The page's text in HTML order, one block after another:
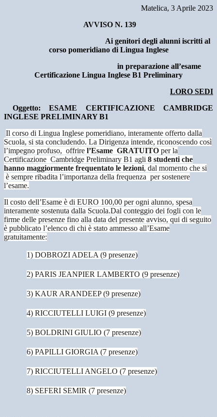
Matelica, 3 Aprile 2023
AVVISO N. 139
Ai genitori degli alunni iscritti al
corso pomeridiano di Lingua Inglese
in preparazione all’esame
Certificazione Lingua Inglese B1 Preliminary
LORO SEDI
Oggetto: ESAME CERTIFICAZIONE CAMBRIDGE
INGLESE PRELIMINARY B1
Il corso di Lingua Inglese pomeridiano, interamente offerto dalla
Scuola, si sta concludendo. La Dirigenza intende, riconoscendo così
l’impegno profuso, offrire l’Esame GRATUITO per la
Certificazione Cambridge Preliminary B1 agli 8 studenti che
hanno maggiormente frequentato le lezioni, dal momento che si
è sempre ribadita l’importanza della frequenza per sostenere
l’esame.
Il costo dell’Esame è di EURO 100,00 per ogni alunno, spesa
interamente sostenuta dalla Scuola.Dal conteggio dei fogli con le
firme delle presenze fino alla data del presente avviso, qui di seguito
è pubblicato l’elenco di chi è stato ammesso all’Esame
gratuitamente:
1) DOBROZI ADELA (9 presenze)
2) PARIS JEANPIER LAMBERTO (9 presenze)
3) KAUR ARANDEEP (9 presenze)
4) RICCIUTELLI LUIGI (9 presenze)
5) BOLDRINI GIULIO (7 presenze)
6) PAPILLI GIORGIA (7 presenze)
7) RICCIUTELLI ANGELO (7 presenze)
8) SEFERI SEMIR (7 presenze)